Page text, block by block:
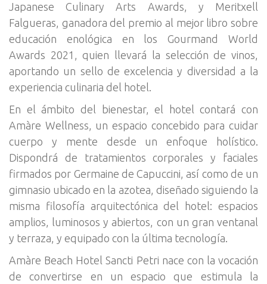
Japanese Culinary Arts Awards, y Meritxell
Falgueras, ganadora del premio al mejor libro sobre
educación enológica en los Gourmand World
Awards 2021, quien llevará la selección de vinos,
aportando un sello de excelencia y diversidad a la
experiencia culinaria del hotel.
En el ámbito del bienestar, el hotel contará con
Amàre Wellness, un espacio concebido para cuidar
cuerpo y mente desde un enfoque holístico.
Dispondrá de tratamientos corporales y faciales
firmados por Germaine de Capuccini, así como de un
gimnasio ubicado en la azotea, diseñado siguiendo la
misma filosofía arquitectónica del hotel: espacios
amplios, luminosos y abiertos, con un gran ventanal
y terraza, y equipado con la última tecnología.
Amàre Beach Hotel Sancti Petri nace con la vocación
de convertirse en un espacio que estimula la